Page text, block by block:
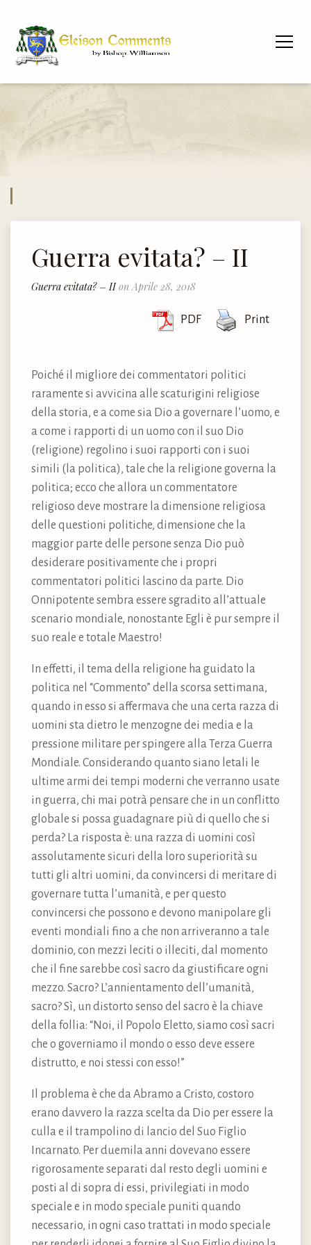
Guerra evitata? – II
Guerra evitata? – IIon Aprile 28, 2018
PDF Print
Poiché il migliore dei commentatori politici
raramente si avvicina alle scaturigini religiose
della storia, e a come sia Dio a governare l’uomo, e
a come i rapporti di un uomo con il suo Dio
(religione) regolino i suoi rapporti con i suoi
simili (la politica), tale che la religione governa la
politica; ecco che allora un commentatore
religioso deve mostrare la dimensione religiosa
delle questioni politiche, dimensione che la
maggior parte delle persone senza Dio può
desiderare positivamente che i propri
commentatori politici lascino da parte. Dio
Onnipotente sembra essere sgradito all’attuale
scenario mondiale, nonostante Egli è pur sempre il
suo reale e totale Maestro!
In effetti, il tema della religione ha guidato la
politica nel “Commento” della scorsa settimana,
quando in esso si affermava che una certa razza di
uomini sta dietro le menzogne dei media e la
pressione militare per spingere alla Terza Guerra
Mondiale. Considerando quanto siano letali le
ultime armi dei tempi moderni che verranno usate
in guerra, chi mai potrà pensare che in un conflitto
globale si possa guadagnare più di quello che si
perda? La risposta è: una razza di uomini così
assolutamente sicuri della loro superiorità su
tutti gli altri uomini, da convincersi di meritare di
governare tutta l’umanità, e per questo
convincersi che possono e devono manipolare gli
eventi mondiali fino a che non arriveranno a tale
dominio, con mezzi leciti o illeciti, dal momento
che il fine sarebbe così sacro da giustificare ogni
mezzo. Sacro? L’annientamento dell’umanità,
sacro? Sì, un distorto senso del sacro è la chiave
della follia: “Noi, il Popolo Eletto, siamo così sacri
che o governiamo il mondo o esso deve essere
distrutto, e noi stessi con esso!”
Il problema è che da Abramo a Cristo, costoro
erano davvero la razza scelta da Dio per essere la
culla e il trampolino di lancio del Suo Figlio
Incarnato. Per duemila anni dovevano essere
rigorosamente separati dal resto degli uomini e
posti al di sopra di essi, privilegiati in modo
speciale e in modo speciale puniti quando
necessario, in ogni caso trattati in modo speciale